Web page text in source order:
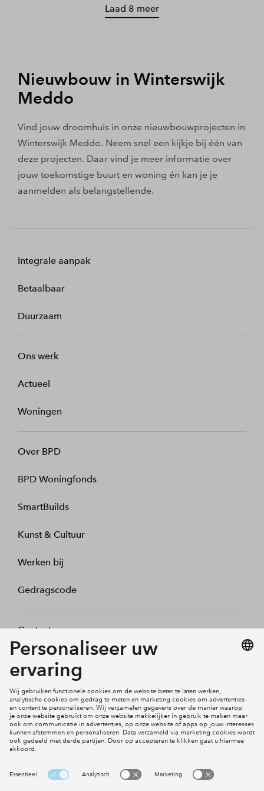
Laad 8 meer
Nieuwbouw in Winterswijk
Meddo
Vind jouw droomhuis in onze nieuwbouwprojecten in
Winterswijk Meddo. Neem snel een kijkje bij één van
deze projecten. Daar vind je meer informatie over
jouw toekomstige buurt en woning én kan je je
aanmelden als belangstellende.
Integrale aanpak
Betaalbaar
Duurzaam
Ons werk
Actueel
Woningen
Over BPD
BPD Woningfonds
SmartBuilds
Kunst & Cultuur
Werken bij
Gedragscode
Contact
Mijn profiel
Social Media